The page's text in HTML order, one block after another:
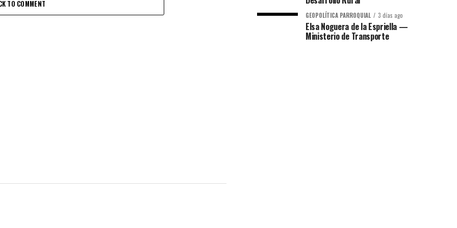
TO COMMENT
GEOPOLÍTICA PARROQUIAL 3 días ago
Elsa Noguera de la Espriella —
Ministerio de Transporte